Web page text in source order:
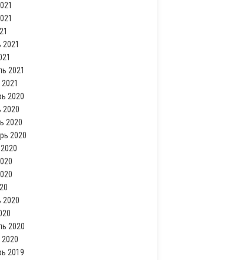
2021
2021
2020
2020
2020
2020
2020
2020
2019